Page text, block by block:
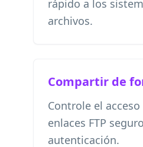
rápido a los
archivos.
Compartir de
Controle el
enlaces FTP
autenticación.